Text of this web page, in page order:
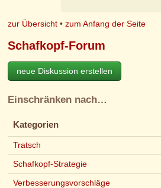
zur Übersicht •zum Anfang der Seite
Schafkopf-Forum
neue Diskussion erstellen
Einschränken nach…
Kategorien
Tratsch
Schafkopf-Strategie
Verbesserungsvorschläge